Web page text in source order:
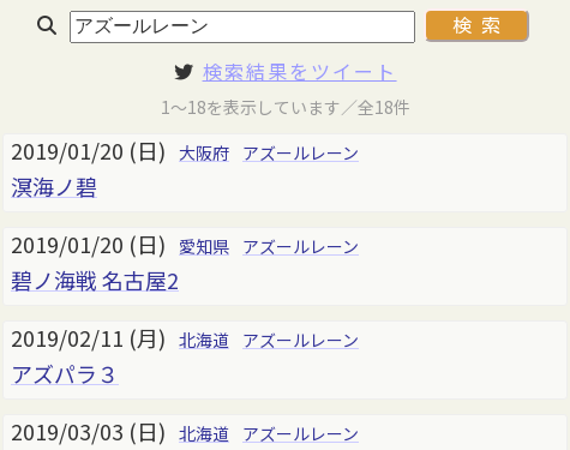
検索結果をツイート
1～18を表示しています／全18件
2019/01/20 (日) 大阪府 アズールレーン
溟海ノ碧
2019/01/20 (日)
愛知県 アズールレーン
碧ノ海戦 名古屋2
2019/02/11 (月) 北海道 アズールレーン
アズパラ３
2019/03/03 (日) 北海道 アズールレーン